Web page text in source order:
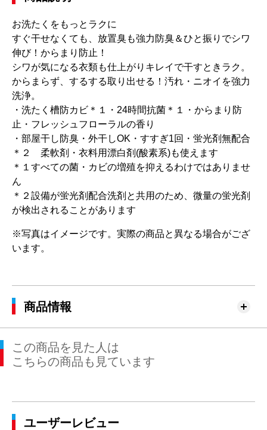
お洗たくをもっとラクに
すぐ干せなくても、放置臭も強力防臭＆ひと振りでシワ
伸び！からまり防止！
シワが気になる衣類も仕上がりキレイで干すときラク。
からまらず、するする取り出せる！汚れ・ニオイを強力
洗浄。
・洗たく槽防カビ＊１・24時間抗菌＊１・からまり防
止・フレッシュフローラルの香り
・部屋干し防臭・外干しOK・すすぎ1回・蛍光剤無配合
＊２ 柔軟剤・衣料用漂白剤(酸素系)も使えます
＊１すべての菌・カビの増殖を抑えるわけではありませ
ん
＊２設備が蛍光剤配合洗剤と共用のため、微量の蛍光剤
が検出されることがあります
※写真はイメージです。実際の商品と異なる場合がござ
います。
商品情報
この商品を見た人は
こちらの商品も見ています
ユーザーレビュー